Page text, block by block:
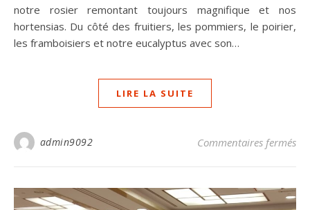
notre rosier remontant toujours magnifique et nos
hortensias. Du côté des fruitiers, les pommiers, le poirier,
les framboisiers et notre eucalyptus avec son…
LIRE LA SUITE
admin9092 Commentaires fermés